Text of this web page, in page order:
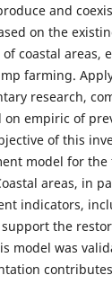
and
on the
coastal areas,
farming.
research,
empiric of
of this
model for
areas, in
indicators,
the
model was